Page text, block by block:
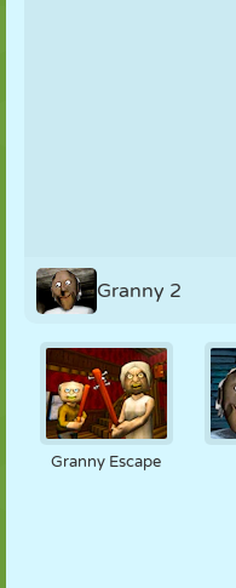
Granny 2
Granny Escape